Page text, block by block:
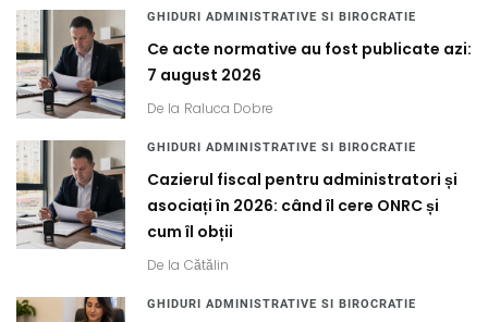
GHIDURI ADMINISTRATIVE SI BIROCRATIE
Ce acte normative au fost publicate azi:
7 august 2026
De la Raluca Dobre
GHIDURI ADMINISTRATIVE SI BIROCRATIE
Cazierul fiscal pentru administratori și
asociați în 2026: când îl cere ONRC și
cum îl obții
De la Cătălin
GHIDURI ADMINISTRATIVE SI BIROCRATIE